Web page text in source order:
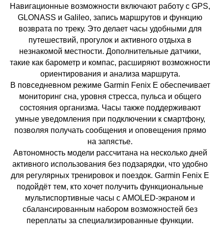
Навигационные возможности включают работу с GPS,
GLONASS и Galileo, запись маршрутов и функцию
возврата по треку. Это делает часы удобными для
путешествий, прогулок и активного отдыха в
незнакомой местности. Дополнительные датчики,
такие как барометр и компас, расширяют возможности
ориентирования и анализа маршрута.
В повседневном режиме Garmin Fenix E обеспечивает
мониторинг сна, уровня стресса, пульса и общего
состояния организма. Часы также поддерживают
умные уведомления при подключении к смартфону,
позволяя получать сообщения и оповещения прямо
на запястье.
Автономность модели рассчитана на несколько дней
активного использования без подзарядки, что удобно
для регулярных тренировок и поездок. Garmin Fenix E
подойдёт тем, кто хочет получить функциональные
мультиспортивные часы с AMOLED-экраном и
сбалансированным набором возможностей без
переплаты за специализированные функции.